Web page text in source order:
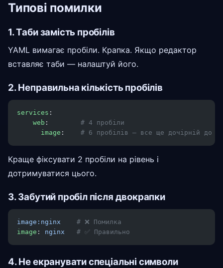
Типові помилки
1. Таби замість пробілів
YAML вимагає пробіли. Крапка. Якщо редактор
вставляє таби — налаштуй його.
2. Неправильна кількість пробілів
services :
    web
: # 4 пробіли
      image
: # 6 пробілів — все ще дочірній до
Краще фіксувати 2 пробіли на рівень і
дотримуватися цього.
3. Забутий пробіл після двокрапки
image:nginx
    # ❌ Помилка
image : nginx
   # ✅ Правильно
4. Не екранувати спеціальні символи